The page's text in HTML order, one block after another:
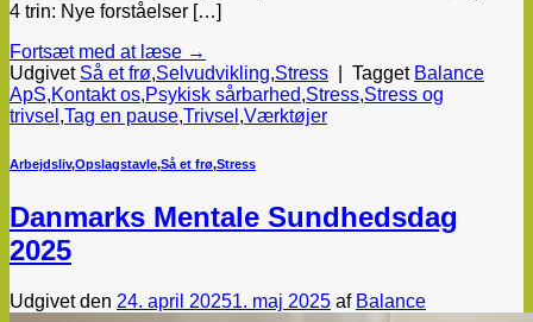
4 trin: Nye forståelser […]
Fortsæt med at læse →
Udgivet Så et frø,Selvudvikling,Stress Tagget Balance
ApS,Kontakt os,Psykisk sårbarhed,Stress,Stress og
trivsel ,Tag en pause,Trivsel ,Værktøjer
Arbejdsliv,Opslagstavle,Så et frø,Stress
Danmarks Mentale Sundhedsdag
2025
Udgivet den 24. april 20251. maj 2025 af Balance